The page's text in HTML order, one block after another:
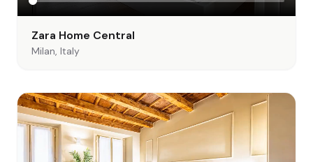
Zara Home Central
Milan, Italy